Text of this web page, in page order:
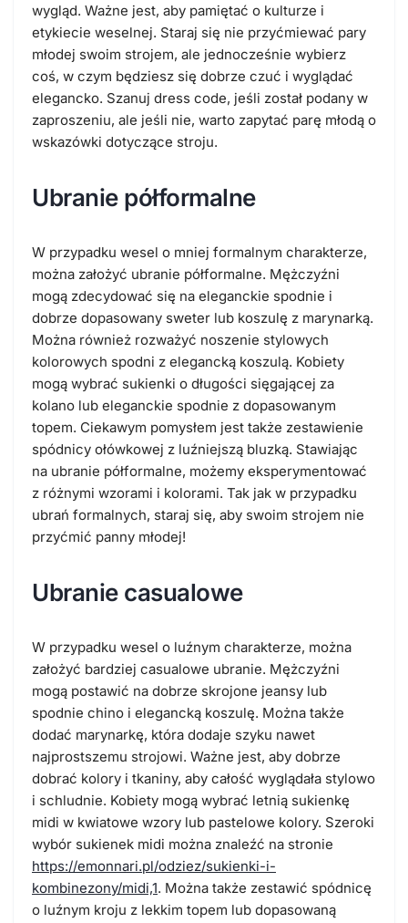
wygląd. Ważne jest, aby pamiętać o kulturze i
etykiecie weselnej. Staraj się nie przyćmiewać pary
młodej swoim strojem, ale jednocześnie wybierz
coś, w czym będziesz się dobrze czuć i wyglądać
elegancko. Szanuj dress code, jeśli został podany w
zaproszeniu, ale jeśli nie, warto zapytać parę młodą o
wskazówki dotyczące stroju.
Ubranie półformalne
W przypadku wesel o mniej formalnym charakterze,
można założyć ubranie półformalne. Mężczyźni
mogą zdecydować się na eleganckie spodnie i
dobrze dopasowany sweter lub koszulę z marynarką.
Można również rozważyć noszenie stylowych
kolorowych spodni z elegancką koszulą. Kobiety
mogą wybrać sukienki o długości sięgającej za
kolano lub eleganckie spodnie z dopasowanym
topem. Ciekawym pomysłem jest także zestawienie
spódnicy ołówkowej z luźniejszą bluzką. Stawiając
na ubranie półformalne, możemy eksperymentować
z różnymi wzorami i kolorami. Tak jak w przypadku
ubrań formalnych, staraj się, aby swoim strojem nie
przyćmić panny młodej!
Ubranie casualowe
W przypadku wesel o luźnym charakterze, można
założyć bardziej casualowe ubranie. Mężczyźni
mogą postawić na dobrze skrojone jeansy lub
spodnie chino i elegancką koszulę. Można także
dodać marynarkę, która dodaje szyku nawet
najprostszemu strojowi. Ważne jest, aby dobrze
dobrać kolory i tkaniny, aby całość wyglądała stylowo
i schludnie. Kobiety mogą wybrać letnią sukienkę
midi w kwiatowe wzory lub pastelowe kolory. Szeroki
wybór sukienek midi można znaleźć na stronie
https://emonnari.pl/odziez/sukienki-i-
kombinezony/midi,1. Można także zestawić spódnicę
o luźnym kroju z lekkim topem lub dopasowaną